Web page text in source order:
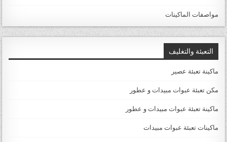
مواصفات الماكينات
التعبئة والتغليف
ماكينة تعبئة عصير
مكن تعبئة عبوات مبيدات و عطور
ماكينة تعبئة عبوات مبيدات و عطور
ماكينات تعبئة عبوات مبيدات